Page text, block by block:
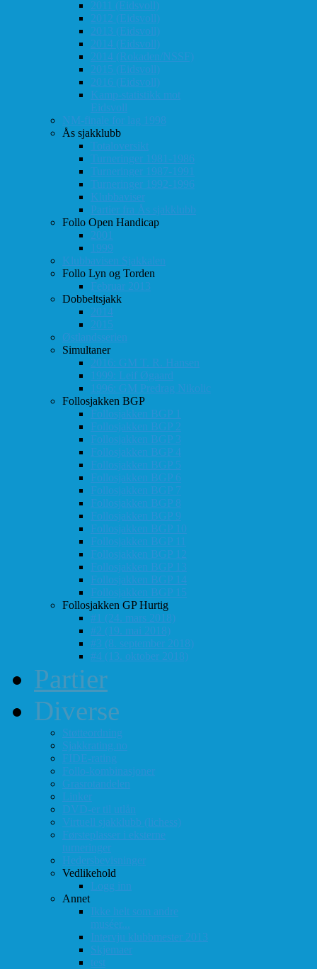
2011 (Eidsvoll)
2012 (Eidsvoll)
2013 (Eidsvoll)
2014 (Eidsvoll)
2014 (Rokaden/NSSF)
2015 (Eidsvoll)
2016 (Eidsvoll)
Kamp-statistikk mot
Eidsvoll
NM-finale for lag 1998
Ås sjakklubb
Totaloversikt
Turneringer 1981-1986
Turneringer 1987-1991
Turneringer 1992-1996
Klubbaviser
Partier fra Ås sjakklubb
Follo Open Handicap
2001
1999
Klubbavisen Sjakkalen
Follo Lyn og Torden
Februar 2013
Dobbeltsjakk
2014
2015
Østlandsserien
Simultaner
2016: GM T. R. Hansen
1999: Leif Øgaard
1996: GM Predrag Nikolic
Follosjakken BGP
Follosjakken BGP 1
Follosjakken BGP 2
Follosjakken BGP 3
Follosjakken BGP 4
Follosjakken BGP 5
Follosjakken BGP 6
Follosjakken BGP 7
Follosjakken BGP 8
Follosjakken BGP 9
Follosjakken BGP 10
Follosjakken BGP 11
Follosjakken BGP 12
Follosjakken BGP 13
Follosjakken BGP 14
Follosjakken BGP 15
Follosjakken GP Hurtig
#1 (24. mars 2018)
#2 (19. mai 2018)
#3 (8. september 2018)
#4 (13. oktober 2018)
Partier
Diverse
Støtteordning
Sjakkrating.no
FIDE-rating
Follo-kombinasjoner
Grasrotandelen
Linker
DVD-er til utlån
Virtuell sjakklubb (lichess)
Førsteplasser i eksterne
turneringer
Hedersbevisninger
Vedlikehold
Logg inn
Annet
Ikke helt som andre
muséer...
Intervju klubbmester 2013
Skjemaer
test